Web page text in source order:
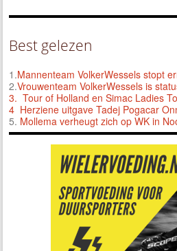
Best gelezen
1.Mannenteam VolkerWessels stopt
2.Vrouwenteam VolkerWessels is
3. Tour of Holland en Simac Ladies
4 Herziene uitgave Tadej Pogacar
5. Mollema verheugt zich op WK in